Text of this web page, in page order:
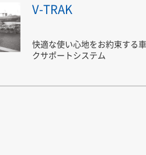
V-TRAK
快適な使い心地をお約束する
クサポートシステム